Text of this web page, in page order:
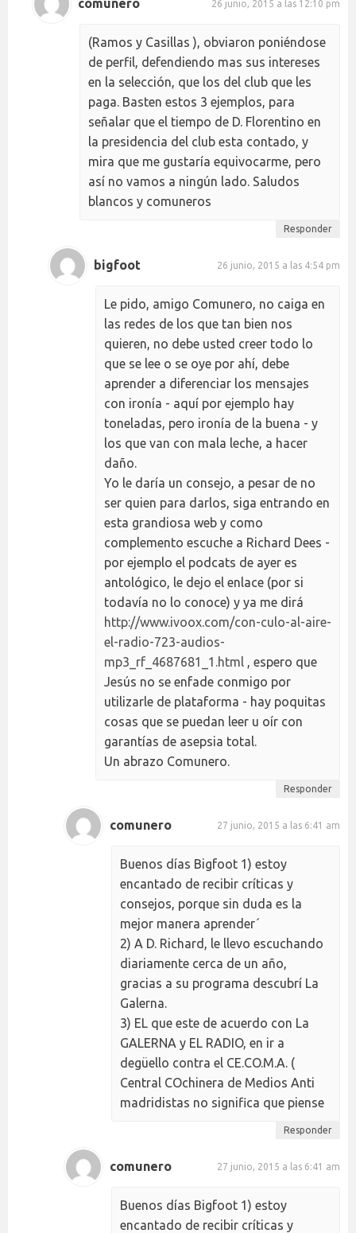
comunero 26 junio, 2015 a las 12:10 pm
(Ramos y Casillas ), obviaron poniéndose
de perfil, defendiendo mas sus intereses
en la selección, que los del club que les
paga. Basten estos 3 ejemplos, para
señalar que el tiempo de D. Florentino en
la presidencia del club esta contado, y
mira que me gustaría equivocarme, pero
así no vamos a ningún lado. Saludos
blancos y comuneros
Responder
bigfoot 26 junio, 2015 a las 4:54 pm
Le pido, amigo Comunero, no caiga en
las redes de los que tan bien nos
quieren, no debe usted creer todo lo
que se lee o se oye por ahí, debe
aprender a diferenciar los mensajes
con ironía - aquí por ejemplo hay
toneladas, pero ironía de la buena - y
los que van con mala leche, a hacer
daño.
Yo le daría un consejo, a pesar de no
ser quien para darlos, siga entrando en
esta grandiosa web y como
complemento escuche a Richard Dees -
por ejemplo el podcats de ayer es
antológico, le dejo el enlace (por si
todavía no lo conoce) y ya me dirá
http://www.ivoox.com/con-culo-al-aire-
el-radio-723-audios-
mp3_rf_4687681_1.html , espero que
Jesús no se enfade conmigo por
utilizarle de plataforma - hay poquitas
cosas que se puedan leer u oír con
garantías de asepsia total.
Un abrazo Comunero.
Responder
comunero 27 junio, 2015 a las 6:41 am
Buenos días Bigfoot 1) estoy
encantado de recibir críticas y
consejos, porque sin duda es la
mejor manera aprender´
2) A D. Richard, le llevo escuchando
diariamente cerca de un año,
gracias a su programa descubrí La
Galerna.
3) EL que este de acuerdo con La
GALERNA y EL RADIO, en ir a
degüello contra el CE.CO.M.A. (
Central COchinera de Medios Anti
madridistas no significa que piense
Responder
comunero 27 junio, 2015 a las 6:41 am
Buenos días Bigfoot 1) estoy
encantado de recibir críticas y